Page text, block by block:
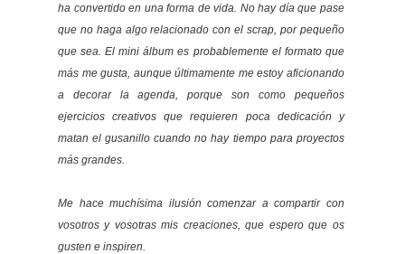
ha convertido en una forma de vida. No hay día que pase
que no haga algo relacionado con el scrap, por pequeño
que sea. El mini álbum es probablemente el formato que
más me gusta, aunque últimamente me estoy aficionando
a decorar la agenda, porque son como pequeños
ejercicios creativos que requieren poca dedicación y
matan el gusanillo cuando no hay tiempo para proyectos
más grandes.
Me hace muchísima ilusión comenzar a compartir con
vosotros y vosotras mis creaciones, que espero que os
gusten e inspiren.